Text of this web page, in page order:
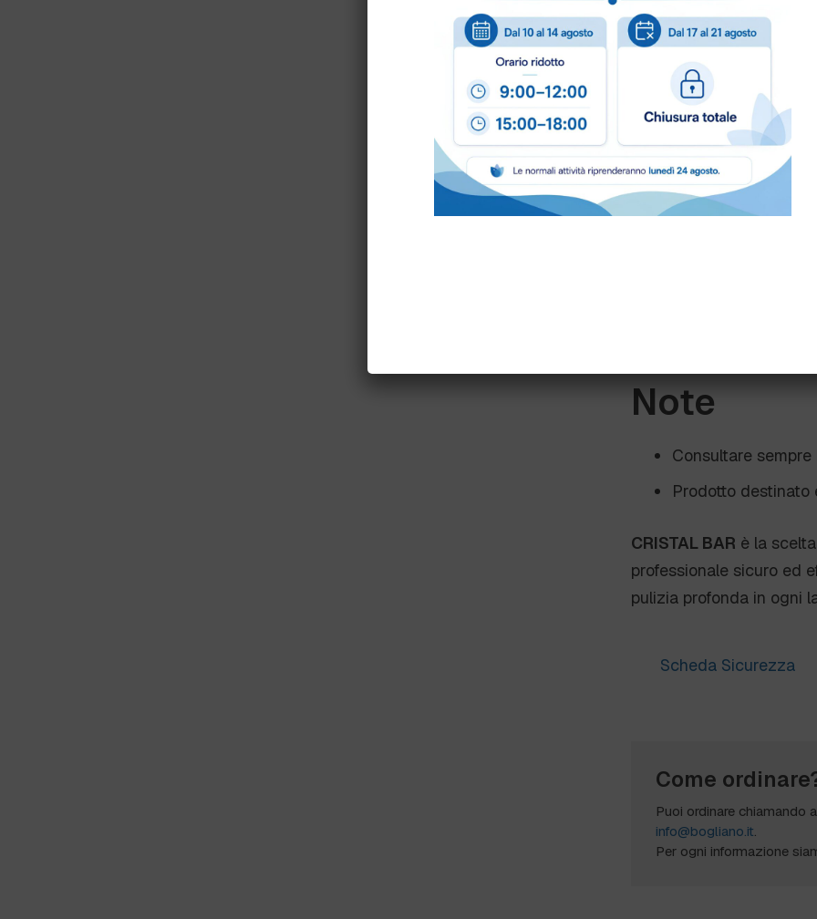
Acque
Acque dure
Avvertenze
Precauzioni
:
ustioni cutanee e
acqua.
Note
Consultare
Prodotto destinato
CRISTAL BAR è la
professionale sicuro ed
pulizia profonda in ogni
Scheda Sicurezza
Come
Puoi ordinare chiamando
info@bogliano.it.
Per ogni informazione